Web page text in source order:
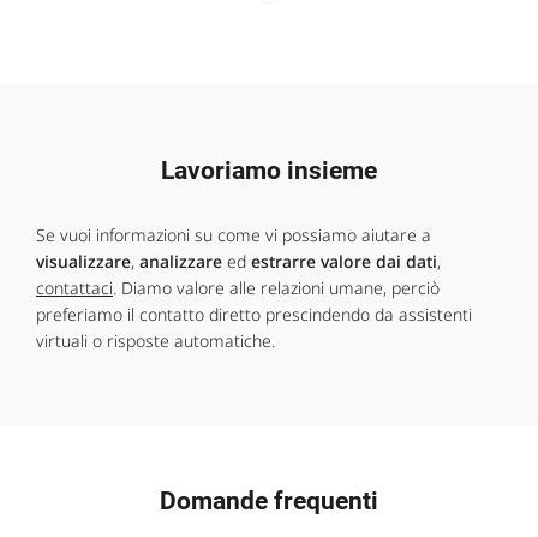
Lavoriamo insieme
Se vuoi informazioni su come vi possiamo aiutare a
visualizzare, analizzare ed estrarre valore dai dati,
contattaci. Diamo valore alle relazioni umane, perciò
preferiamo il contatto diretto prescindendo da assistenti
virtuali o risposte automatiche.
Domande frequenti